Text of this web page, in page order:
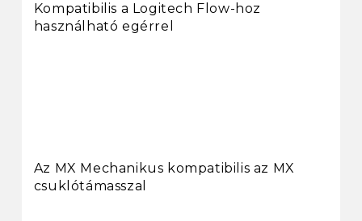
Kompatibilis a Logitech Flow-hoz
használható egérrel
Az MX Mechanikus kompatibilis az MX
csuklótámasszal